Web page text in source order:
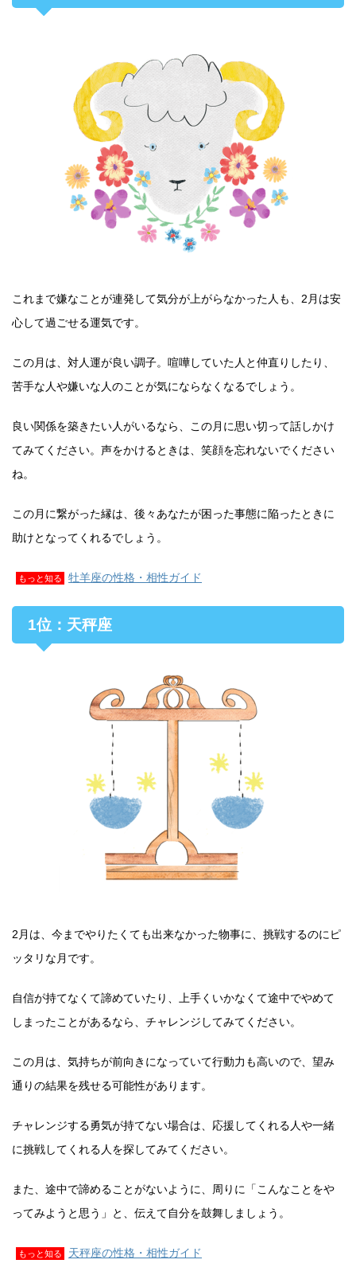
これまで嫌なことが連発して気分が上がらなかった人も、2月は安
心して過ごせる運気です。
この月は、対人運が良い調子。喧嘩していた人と仲直りしたり、
苦手な人や嫌いな人のことが気にならなくなるでしょう。
良い関係を築きたい人がいるなら、この月に思い切って話しかけ
てみてください。声をかけるときは、笑顔を忘れないでください
ね。
この月に繋がった縁は、後々あなたが困った事態に陥ったときに
助けとなってくれるでしょう。
もっと知る 牡羊座の性格・相性ガイド
1位：天秤座
2月は、今までやりたくても出来なかった物事に、挑戦するのにピ
ッタリな月です。
自信が持てなくて諦めていたり、上手くいかなくて途中でやめて
しまったことがあるなら、チャレンジしてみてください。
この月は、気持ちが前向きになっていて行動力も高いので、望み
通りの結果を残せる可能性があります。
チャレンジする勇気が持てない場合は、応援してくれる人や一緒
に挑戦してくれる人を探してみてください。
また、途中で諦めることがないように、周りに「こんなことをや
ってみようと思う」と、伝えて自分を鼓舞しましょう。
もっと知る 天秤座の性格・相性ガイド